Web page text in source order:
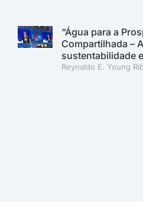
“Água para a
Compartilhada –
sustentabilidade
Reynaldo E. Young